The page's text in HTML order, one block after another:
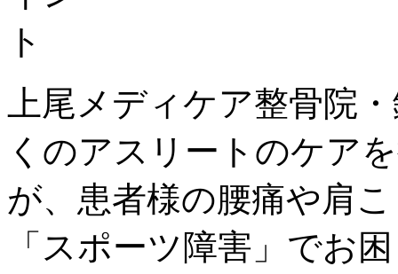
上尾メディケア整骨院
くのアスリートのケア
が、患者様の腰痛や肩
「スポーツ障害」でお